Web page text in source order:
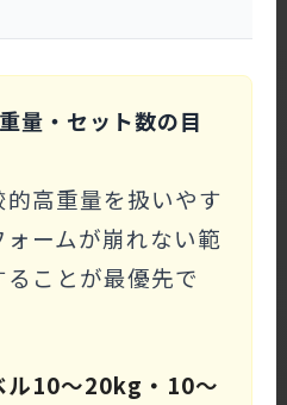
量・セット数の目
高重量を扱いやす
ームが崩れない範
ことが最優先で
10〜20kg・10〜